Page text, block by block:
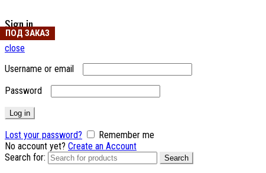
Sign in
close
Username or email
Password
Log in
Lost your password?
Remember me
No account yet? Create an Account
Search for:
Search
ПОД ЗАКАЗ
ПОД ЗАКАЗ
ПОД ЗАКАЗ